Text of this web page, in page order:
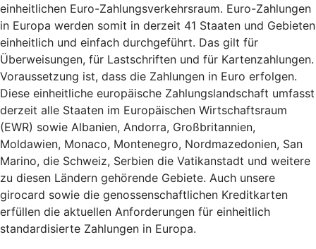
einheitlichen Euro-Zahlungsverkehrsraum. Euro-Zahlungen
in Europa werden somit in derzeit 41 Staaten und Gebieten
einheitlich und einfach durchgeführt. Das gilt für
Überweisungen, für Lastschriften und für Kartenzahlungen.
Voraussetzung ist, dass die Zahlungen in Euro erfolgen.
Diese einheitliche europäische Zahlungslandschaft umfasst
derzeit alle Staaten im Europäischen Wirtschaftsraum
(EWR) sowie Albanien, Andorra, Großbritannien,
Moldawien, Monaco, Montenegro, Nordmazedonien, San
Marino, die Schweiz, Serbien die Vatikanstadt und weitere
zu diesen Ländern gehörende Gebiete. Auch unsere
girocard sowie die genossenschaftlichen Kreditkarten
erfüllen die aktuellen Anforderungen für einheitlich
standardisierte Zahlungen in Europa.